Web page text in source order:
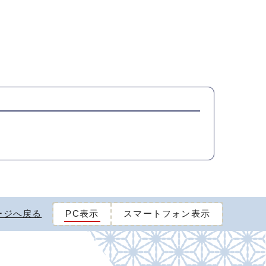
ジへ戻る PC表示 スマートフォン表示